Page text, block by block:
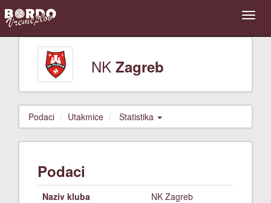
NK Zagreb
Podaci Utakmice Statistika
Podaci
Naziv kluba
NK Zagreb